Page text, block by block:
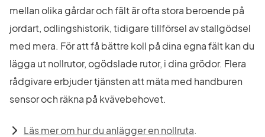
mellan olika gårdar och fält är ofta stora beroende på
jordart, odlingshistorik, tidigare tillförsel av stallgödsel
med mera. För att få bättre koll på dina egna fält kan du
lägga ut nollrutor, ogödslade rutor, i dina grödor. Flera
rådgivare erbjuder tjänsten att mäta med handburen
sensor och räkna på kvävebehovet.
Läs mer om hur du anlägger en nollruta.